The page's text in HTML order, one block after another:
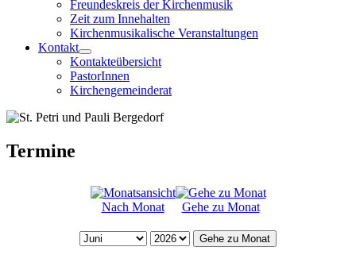
Freundeskreis der Kirchenmusik
Zeit zum Innehalten
Kirchenmusikalische Veranstaltungen
Kontakt
Kontakteübersicht
PastorInnen
Kirchengemeinderat
Termine
Nach Monat Gehe zu Monat
Gehe zu Monat